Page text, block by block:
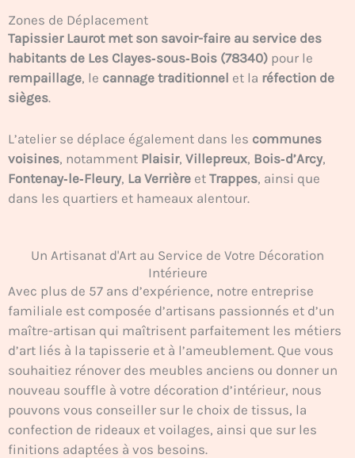
Zones de Déplacement
Tapissier Laurot met son savoir-faire au service des
habitants de Les Clayes‑sous‑Bois (78340) pour le
rempaillage, le cannage traditionnel et la réfection de
sièges.
L’atelier se déplace également dans les communes
voisines, notamment Plaisir, Villepreux, Bois‑d’Arcy,
Fontenay‑le‑Fleury, La Verrière et Trappes, ainsi que
dans les quartiers et hameaux alentour.
Un Artisanat d'Art au Service de Votre Décoration
Intérieure
Avec plus de 57 ans d’expérience, notre entreprise
familiale est composée d’artisans passionnés et d’un
maître-artisan qui maîtrisent parfaitement les métiers
d’art liés à la tapisserie et à l’ameublement. Que vous
souhaitiez rénover des meubles anciens ou donner un
nouveau souffle à votre décoration d’intérieur, nous
pouvons vous conseiller sur le choix de tissus, la
confection de rideaux et voilages, ainsi que sur les
finitions adaptées à vos besoins.